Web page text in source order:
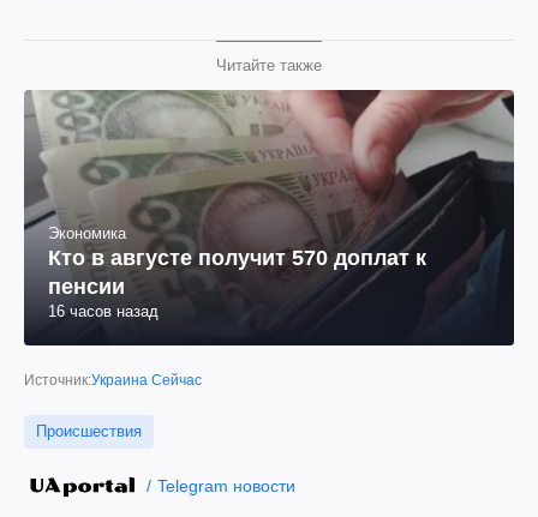
Читайте также
Экономика
Кто в августе получит 570 доплат к
пенсии
16 часов назад
Источник:Украина Сейчас
Происшествия
Telegram новости